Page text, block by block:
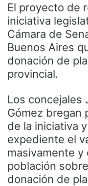
El proyecto de
iniciativa
Cámara de
Buenos Aires
donación de
provincial.
Los concejales
Gómez bregan
de la iniciativa
expediente el
masivamente y
población
donación de